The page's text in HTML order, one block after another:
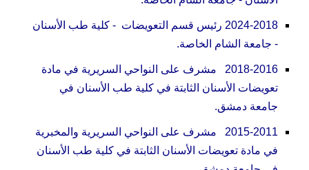
2024-2018 رئيس قسم التعويضات - كلية طب الأسنان
- جامعة الشام الخاصة.
2018-2016 مشرف على النواحي السريرية في مادة
تعويضات الأسنان الثابتة في كلية طب الأسنان في
جامعة دمشق.
2015-2011 مشرف على النواحي السريرية والمخبرية
في مادة تعويضات الأسنان الثابتة في كلية طب الأسنان